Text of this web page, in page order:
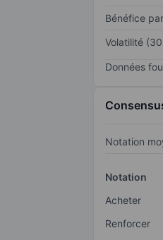
Bénéfice
Volatilité
Données
Notation
Notation
Acheter
Renforcer